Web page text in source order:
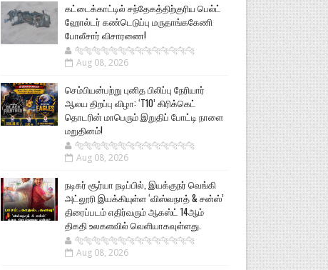
கட்டைக்காட்டில் சந்தேகத்திற்குரிய பெல்ட்
ஹோல்டர் கண்டெடுப்பு மருதாங்ககேணி
போலீசார் விசாரணை!
🐅🐅🐅🐅🐅🐅🐆🐆🐆🐆🐆🐆🐆🐆
Aug 08, 2026
செம்பியன்பற்று புனித பிலிப்பு நேரியார்
ஆலய திறப்பு விழா: ‘T10’ கிரிக்கெட்
தொடரின் மாபெரும் இறுதிப் போட்டி நாளை
மறுதினம்!
🐅🐅🐅🐅🐅🐅🐆🐆🐆🐆🐆🐆🐆🐆
Aug 08, 2026
நடிகர் சூர்யா நடிப்பில், இயக்குநர் வெங்கி
அட்லூரி இயக்கியுள்ள ‘விஸ்வநாத் & சன்ஸ்’
திரைப்படம் எதிர்வரும் ஆகஸ்ட் 14ஆம்
திகதி உலகளவில் வெளியாகவுள்ளது.
🐅🐅🐅🐅🐅🐅🐆🐆🐆🐆🐆🐆🐆🐆
Aug 08, 2026